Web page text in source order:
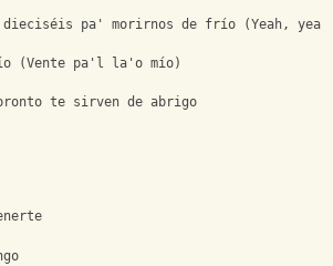
dieciséis pa' morirnos de frío (Yeah,
(Vente pa'l la'o mío)
te sirven de abrigo